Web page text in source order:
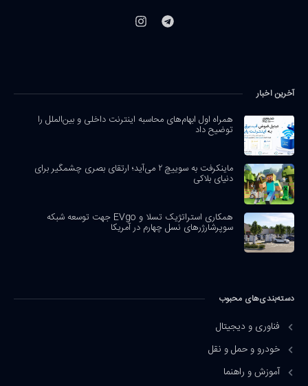
آخرین اخبار
همراه اول ابهام‌های محاسبه اینترنت داخلی و بین‌الملل را
توضیح داد
ماینکرفت به سوییچ ۲ می‌آید؛ ارتقای بصری چشمگیر برای
دنیای بلاکی
همکاری استراتژیک تسلا و EVgo جهت توسعه شبکه
سوپرشارژرهای نسل چهارم در آمریکا
دسته‌بندی‌های محبوب
فناوری و دیجیتال
خودرو و حمل و نقل
آموزش و راهنما